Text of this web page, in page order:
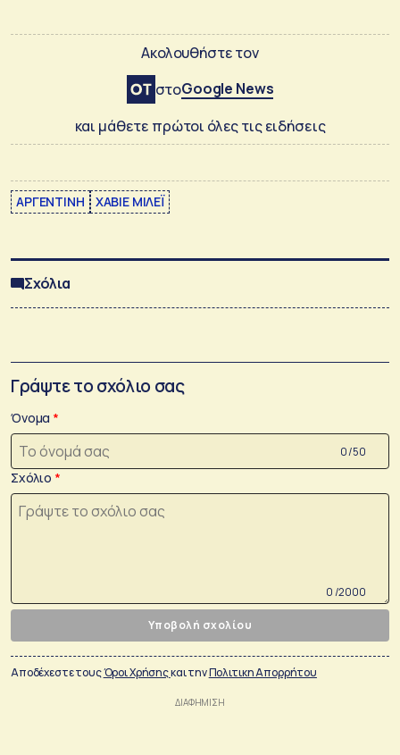
Ακολουθήστε τον
στοGoogle News
και μάθετε πρώτοι όλες τις ειδήσεις
ΑΡΓΕΝΤΙΝΗ ΧΑΒΙΕ ΜΙΛΕΪ
Σχόλια
Γράψτε το σχόλιο σας
Όνομα
0 /50
Σχόλιο
0 /2000
Υποβολή σχολίου
Αποδέχεστε τουςΌροι Χρήσηςκαι τηνΠολιτικη Απορρήτου